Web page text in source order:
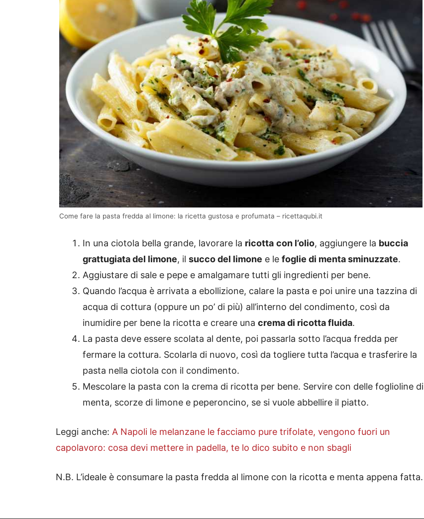
Come fare la pasta fredda al limone: la ricetta gustosa e profumata – ricettaqubi.it
In una ciotola bella grande, lavorare la ricotta con l’olio, aggiungere la buccia
grattugiata del limone, il succo del limone e le foglie di menta sminuzzate.
Aggiustare di sale e pepe e amalgamare tutti gli ingredienti per bene.
Quando l’acqua è arrivata a ebollizione, calare la pasta e poi unire una tazzina di
acqua di cottura (oppure un po’ di più) all’interno del condimento, così da
inumidire per bene la ricotta e creare una crema di ricotta fluida.
La pasta deve essere scolata al dente, poi passarla sotto l’acqua fredda per
fermare la cottura. Scolarla di nuovo, così da togliere tutta l’acqua e trasferire la
pasta nella ciotola con il condimento.
Mescolare la pasta con la crema di ricotta per bene. Servire con delle foglioline di
menta, scorze di limone e peperoncino, se si vuole abbellire il piatto.
Leggi anche: A Napoli le melanzane le facciamo pure trifolate, vengono fuori un
capolavoro: cosa devi mettere in padella, te lo dico subito e non sbagli
N.B. L’ideale è consumare la pasta fredda al limone con la ricotta e menta appena fatta.